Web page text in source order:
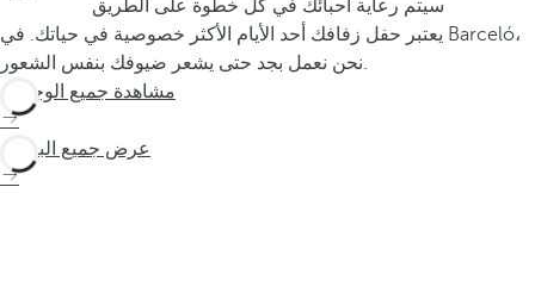
سيتم رعاية أحبائك في كل خطوة على الطريق
يعتبر حفل زفافك أحد الأيام الأكثر خصوصية في حياتك. في Barceló،
نحن نعمل بجد حتى يشعر ضيوفك بنفس الشعور.
مشاهدة جميع الوجهات
عرض جميع الباقات